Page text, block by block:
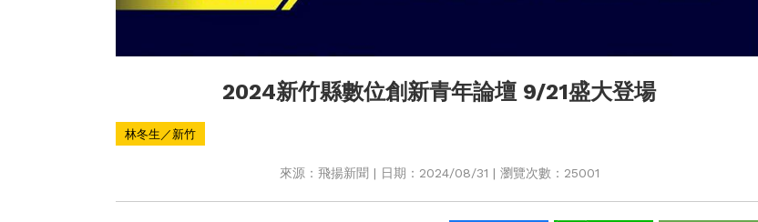
2024新竹縣數位創新青年論壇 9/21盛大登場
林冬生／新竹
來源：飛揚新聞 | 日期：2024/08/31 | 瀏覽次數：25001